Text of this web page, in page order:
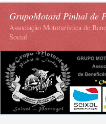
GrupoMotard Pinhal de
Associação Mototurística de
Social